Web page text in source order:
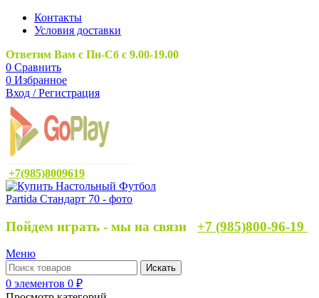
Контакты
Условия доставки
Ответим Вам с Пн-Сб с 9.00-19.00
0 Сравнить
0 Избранное
Вход / Регистрация
+7(985)8009619
Пойдем играть - мы на связи +7 (985)800-96-19
Меню
Искать
0 элементов 0 ₽